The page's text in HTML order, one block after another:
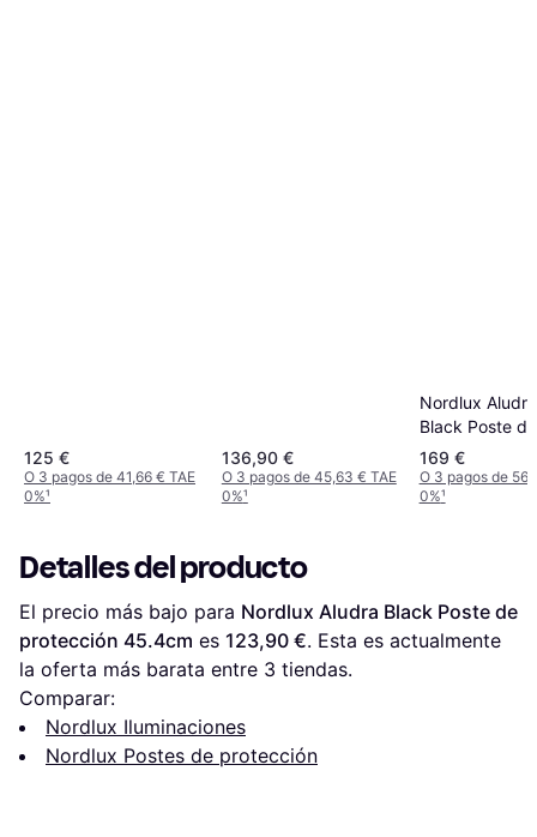
125 €
O 3 pagos de 41,66 € TAE
0%¹
136,90 €
O 3 pagos de 45,63 € TAE
0%¹
Nordlux
Black Poste de
protección
169 €
O 3 pagos de
0%¹
Detalles del producto
El precio más bajo para Nordlux Aludra Black Poste de
protección 45.4cm es 123,90 €. Esta es actualmente
la oferta más barata entre 3 tiendas.
Comparar:
Nordlux Iluminaciones
Nordlux Postes de protección